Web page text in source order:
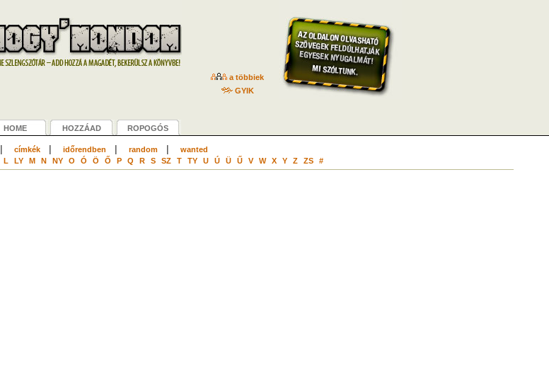
a többiek
GYIK
HOME HOZZÁAD ROPOGÓS
címkék| időrendben | random|
wanted
L LY M N NY O Ó Ö Ő P Q R S SZ T TY U Ú Ü Ű V W X Y Z ZS #